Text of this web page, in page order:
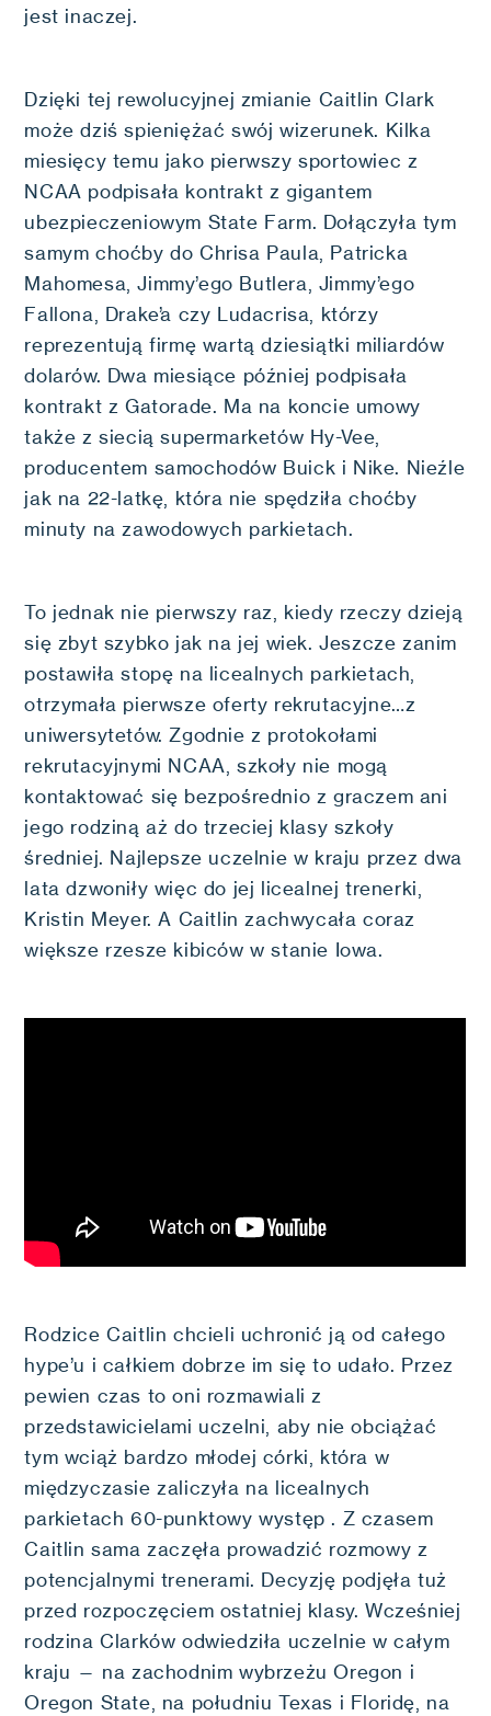
jest inaczej.
Dzięki tej rewolucyjnej zmianie Caitlin Clark
może dziś spieniężać swój wizerunek. Kilka
miesięcy temu jako pierwszy sportowiec z
NCAA podpisała kontrakt z gigantem
ubezpieczeniowym State Farm. Dołączyła tym
samym choćby do Chrisa Paula, Patricka
Mahomesa, Jimmy’ego Butlera, Jimmy’ego
Fallona, Drake’a czy Ludacrisa, którzy
reprezentują firmę wartą dziesiątki miliardów
dolarów. Dwa miesiące później podpisała
kontrakt z Gatorade. Ma na koncie umowy
także z siecią supermarketów Hy-Vee,
producentem samochodów Buick i Nike. Nieźle
jak na 22-latkę, która nie spędziła choćby
minuty na zawodowych parkietach.
To jednak nie pierwszy raz, kiedy rzeczy dzieją
się zbyt szybko jak na jej wiek. Jeszcze zanim
postawiła stopę na licealnych parkietach,
otrzymała pierwsze oferty rekrutacyjne…z
uniwersytetów. Zgodnie z protokołami
rekrutacyjnymi NCAA, szkoły nie mogą
kontaktować się bezpośrednio z graczem ani
jego rodziną aż do trzeciej klasy szkoły
średniej. Najlepsze uczelnie w kraju przez dwa
lata dzwoniły więc do jej licealnej trenerki,
Kristin Meyer. A Caitlin zachwycała coraz
większe rzesze kibiców w stanie Iowa.
Rodzice Caitlin chcieli uchronić ją od całego
hype’u i całkiem dobrze im się to udało. Przez
pewien czas to oni rozmawiali z
przedstawicielami uczelni, aby nie obciążać
tym wciąż bardzo młodej córki, która w
międzyczasie zaliczyła na licealnych
parkietach 60-punktowy występ . Z czasem
Caitlin sama zaczęła prowadzić rozmowy z
potencjalnymi trenerami. Decyzję podjęła tuż
przed rozpoczęciem ostatniej klasy. Wcześniej
rodzina Clarków odwiedziła uczelnie w całym
kraju — na zachodnim wybrzeżu Oregon i
Oregon State, na południu Texas i Floridę, na